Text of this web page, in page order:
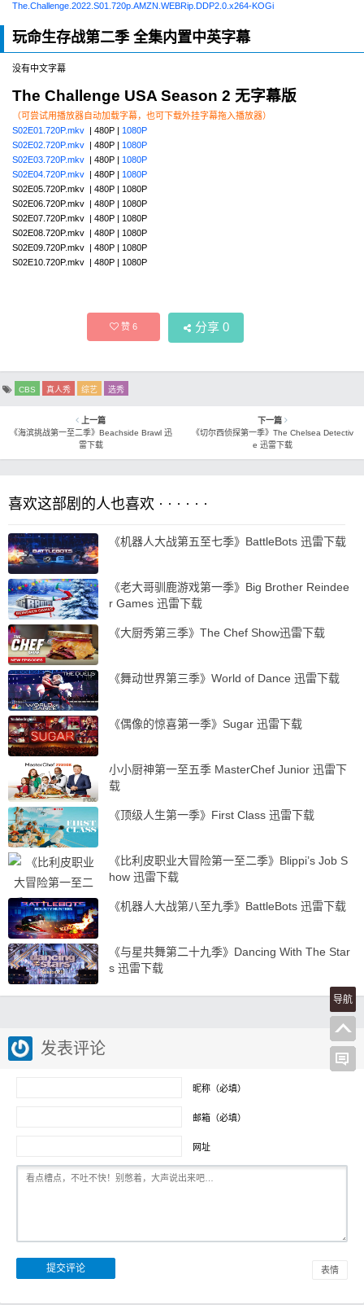
The.Challenge.2022.S01.720p.AMZN.WEBRip.DDP2.0.x264-KOGi
玩命生存战第二季 全集内置中英字幕
没有中文字幕
The Challenge USA Season 2 无字幕版
（可尝试用播放器自动加载字幕，也可下载外挂字幕拖入播放器）
S02E01.720P.mkv | 480P | 1080P
S02E02.720P.mkv | 480P | 1080P
S02E03.720P.mkv | 480P | 1080P
S02E04.720P.mkv | 480P | 1080P
S02E05.720P.mkv | 480P | 1080P
S02E06.720P.mkv | 480P | 1080P
S02E07.720P.mkv | 480P | 1080P
S02E08.720P.mkv | 480P | 1080P
S02E09.720P.mkv | 480P | 1080P
S02E10.720P.mkv | 480P | 1080P
赞6 分享 0
CBS 真人秀 综艺 选秀
上一篇
《海滨挑战第一至二季》Beachside Brawl 迅
雷下载
下一篇
《切尔西侦探第一季》The Chelsea Detectiv
e 迅雷下载
喜欢这部剧的人也喜欢 · · · · · ·
《机器人大战第五至七季》BattleBots 迅雷下载
《老大哥驯鹿游戏第一季》Big Brother Reindee
r Games 迅雷下载
《大厨秀第三季》The Chef Show迅雷下载
《舞动世界第三季》World of Dance 迅雷下载
《偶像的惊喜第一季》Sugar 迅雷下载
小小厨神第一至五季 MasterChef Junior 迅雷下
载
《顶级人生第一季》First Class 迅雷下载
《比利皮职业大冒险第一至二季》Blippi’s Job S
how 迅雷下载
《机器人大战第八至九季》BattleBots 迅雷下载
《与星共舞第二十九季》Dancing With The Star
s 迅雷下载
发表评论
昵称（必填）
邮箱（必填）
网址
表情
导航